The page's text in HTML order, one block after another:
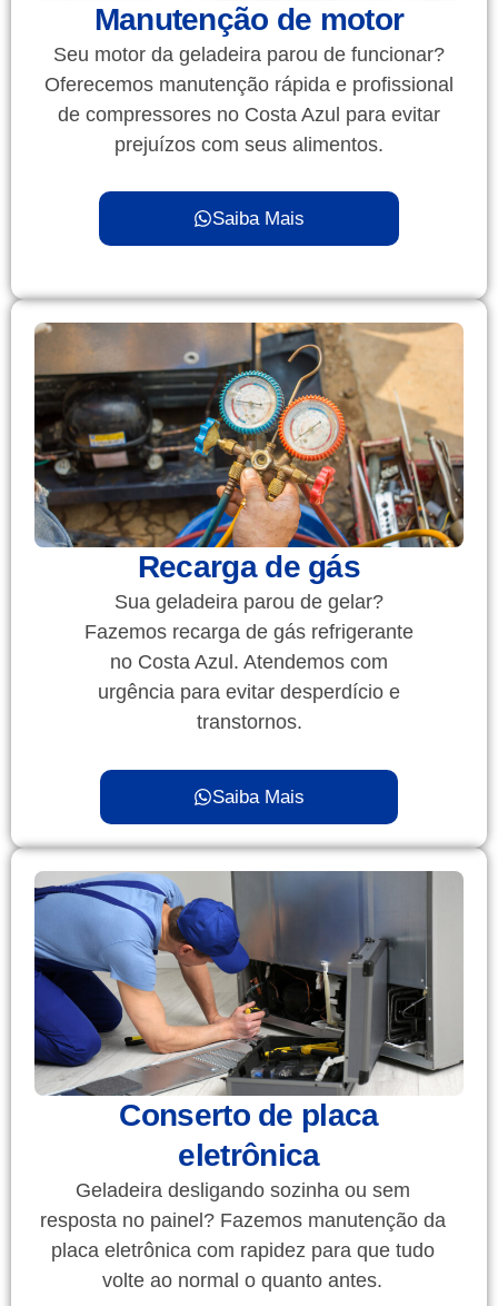
Manutenção de motor
Seu motor da geladeira parou de funcionar?
Oferecemos manutenção rápida e profissional
de compressores no Costa Azul para evitar
prejuízos com seus alimentos.
Saiba Mais
Recarga de gás
Sua geladeira parou de gelar?
Fazemos recarga de gás refrigerante
no Costa Azul. Atendemos com
urgência para evitar desperdício e
transtornos.
Saiba Mais
Conserto de placa
eletrônica
Geladeira desligando sozinha ou sem
resposta no painel? Fazemos manutenção da
placa eletrônica com rapidez para que tudo
volte ao normal o quanto antes.